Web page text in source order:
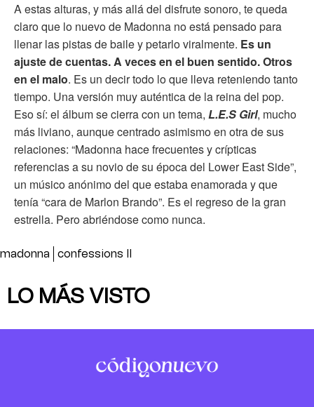
A estas alturas, y más allá del disfrute sonoro, te queda
claro que lo nuevo de Madonna no está pensado para
llenar las pistas de baile y petarlo viralmente. Es un
ajuste de cuentas. A veces en el buen sentido. Otros
en el malo. Es un decir todo lo que lleva reteniendo tanto
tiempo. Una versión muy auténtica de la reina del pop.
Eso sí: el álbum se cierra con un tema, L.E.S Girl, mucho
más liviano, aunque centrado asimismo en otra de sus
relaciones: “Madonna hace frecuentes y crípticas
referencias a su novio de su época del Lower East Side”,
un músico anónimo del que estaba enamorada y que
tenía “cara de Marlon Brando”. Es el regreso de la gran
estrella. Pero abriéndose como nunca.
madonna confessions II
LO MÁS VISTO